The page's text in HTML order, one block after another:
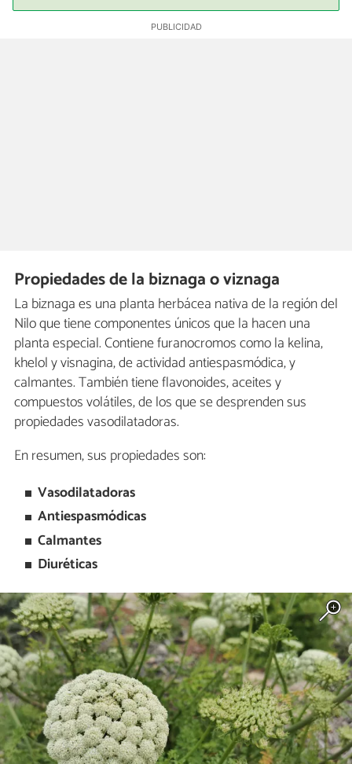
Propiedades de la biznaga o viznaga
La biznaga es una planta herbácea nativa de la región del
Nilo que tiene componentes únicos que la hacen una
planta especial. Contiene furanocromos como la kelina,
khelol y visnagina, de actividad antiespasmódica, y
calmantes. También tiene flavonoides, aceites y
compuestos volátiles, de los que se desprenden sus
propiedades vasodilatadoras.
En resumen, sus propiedades son:
Vasodilatadoras
Antiespasmódicas
Calmantes
Diuréticas